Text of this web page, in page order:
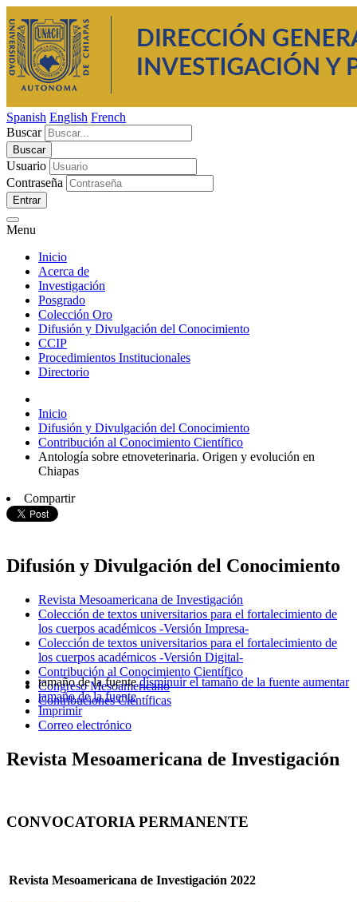
Spanish English French
Buscar
Usuario
Contraseña
Entrar
Menu
Inicio
Acerca de
Investigación
Posgrado
Colección Oro
Difusión y Divulgación del Conocimiento
CCIP
Procedimientos Institucionales
Directorio
Inicio
Difusión y Divulgación del Conocimiento
Contribución al Conocimiento Científico
Antología sobre etnoveterinaria. Origen y evolución en
Chiapas
Compartir
Difusión y Divulgación del Conocimiento
Revista Mesoamericana de Investigación
Colección de textos universitarios para el fortalecimiento de
los cuerpos académicos -Versión Impresa-
Colección de textos universitarios para el fortalecimiento de
los cuerpos académicos -Versión Digital-
Contribución al Conocimiento Científico
Congreso Mesoamericano
Contribuciones Científicas
tamaño de la fuente disminuir el tamaño de la fuente aumentar
tamaño de la fuente
Imprimir
Correo electrónico
Revista Mesoamericana de Investigación
CONVOCATORIA PERMANENTE
Revista Mesoamericana de Investigación 2022